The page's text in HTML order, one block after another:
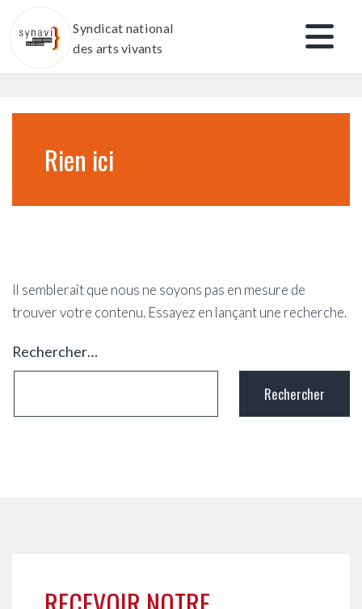
contenu
Syndicat national
des arts vivants
Rien ici
Il semblerait que nous ne soyons pas en mesure de
trouver votre contenu. Essayez en lançant une recherche.
Rechercher…